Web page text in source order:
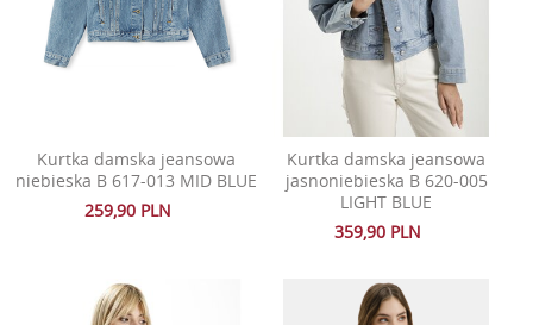
Kurtka damska jeansowa
niebieska B 617-013 MID BLUE
259,90 PLN
Kurtka damska jeansowa
jasnoniebieska B 620-005
LIGHT BLUE
359,90 PLN